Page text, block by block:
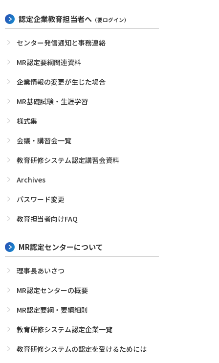
認定企業教育担当者へ （要ログイン）
センター発信通知と事務連絡
MR認定要綱関連資料
企業情報の変更が生じた場合
MR基礎試験・生涯学習
様式集
会議・講習会一覧
教育研修システム認定講習会資料
Archives
パスワード変更
教育担当者向けFAQ
MR認定センターについて
理事長あいさつ
MR認定センターの概要
MR認定要綱・要綱細則
教育研修システム認定企業一覧
教育研修システムの認定を受けるためには